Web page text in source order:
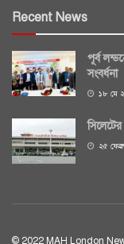
Recent News
পূর্ব
সংবর্ধনা
১৮ মে
২৫
© 2022 MAH London